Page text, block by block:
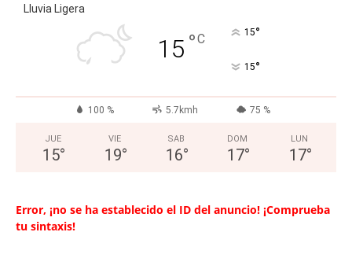
Lluvia Ligera
15 °C 15°
15°
100 % 5.7kmh 75 %
JUE
15°
VIE
19°
SAB
16°
DOM
17°
LUN
17°
Error, ¡no se ha establecido el ID del anuncio! ¡Comprueba
tu sintaxis!